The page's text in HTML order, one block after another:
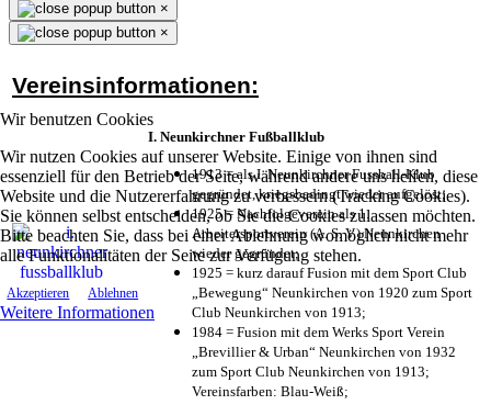
Wir benutzen Cookies
Wir nutzen Cookies auf unserer Website. Einige von ihnen sind
essenziell für den Betrieb der Seite, während andere uns helfen, diese
Website und die Nutzererfahrung zu verbessern (Tracking Cookies).
Sie können selbst entscheiden, ob Sie die Cookies zulassen möchten.
Bitte beachten Sie, dass bei einer Ablehnung womöglich nicht mehr
alle Funktionalitäten der Seite zur Verfügung stehen.
Akzeptieren Ablehnen
Weitere Informationen
×
×
Vereinsinformationen:
I. Neunkirchner Fußballklub
1913 = als I. Neunkirchner Fussball-Klub
gegründet, kriegsbedingt wieder aufgelöst;
1925 = Nachfolgeverein als 1.
Arbeitersportverein (A. S. V.) Neunkirchen
wieder gegründet;
1925 = kurz darauf Fusion mit dem Sport Club
„Bewegung“ Neunkirchen von 1920 zum Sport
Club Neunkirchen von 1913;
1984 = Fusion mit dem Werks Sport Verein
„Brevillier & Urban“ Neunkirchen von 1932
zum Sport Club Neunkirchen von 1913;
Vereinsfarben: Blau-Weiß;